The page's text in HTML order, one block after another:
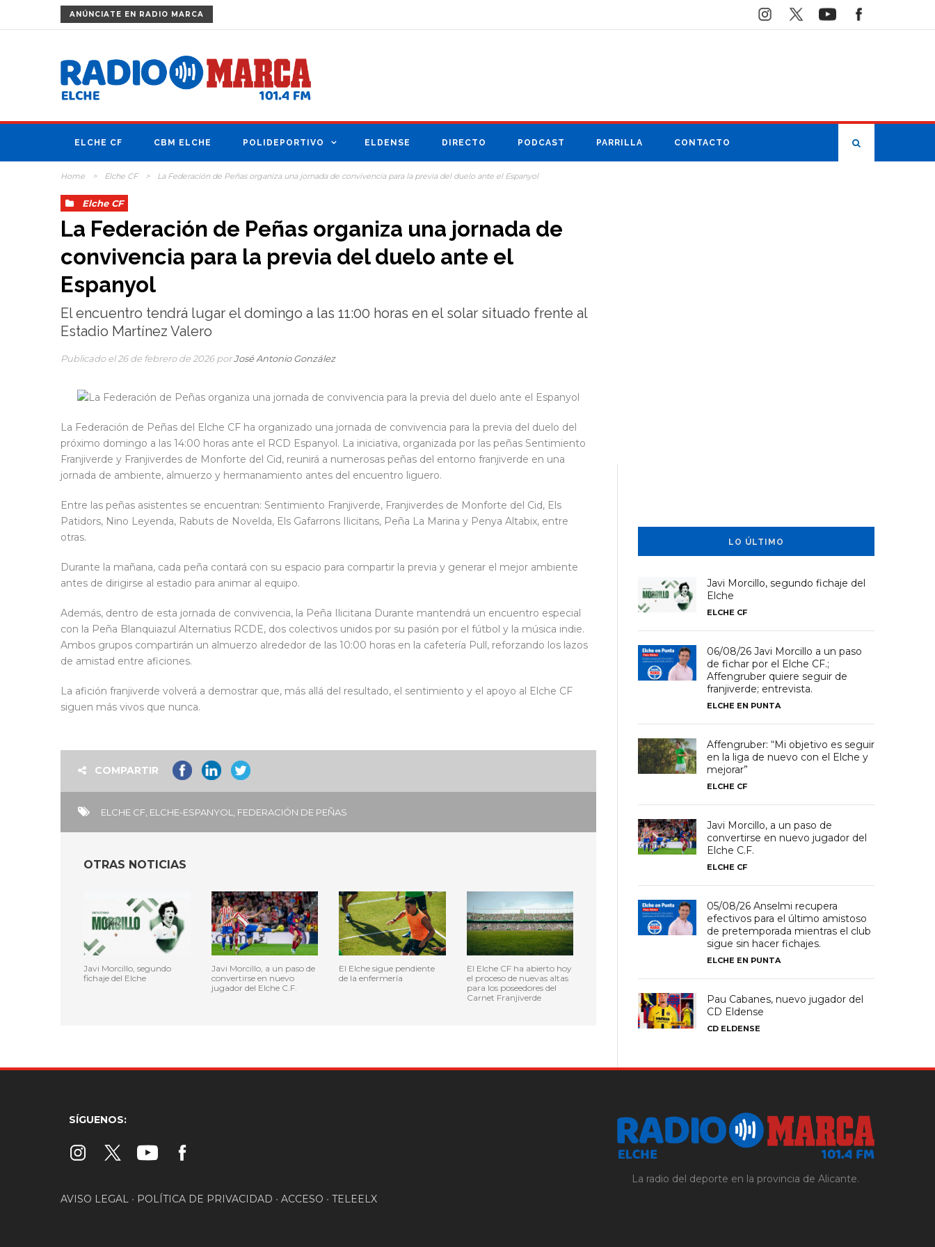
ANÚNCIATE EN RADIO MARCA
ELCHE CF CBM ELCHE POLIDEPORTIVO ELDENSE DIRECTO PODCAST PARRILLA CONTACTO
Home > Elche CF > La Federación de Peñas organiza una jornada de convivencia para la previa del duelo ante el Espanyol
Elche CF
La Federación de Peñas organiza una jornada de
convivencia para la previa del duelo ante el
Espanyol
El encuentro tendrá lugar el domingo a las 11:00 horas en el solar situado frente al
Estadio Martínez Valero
Publicado el 26 de febrero de 2026 porJosé Antonio González
La Federación de Peñas del Elche CF ha organizado una jornada de convivencia para la previa del duelo del
próximo domingo a las 14:00 horas ante el RCD Espanyol. La iniciativa, organizada por las peñas Sentimiento
Franjiverde y Franjiverdes de Monforte del Cid, reunirá a numerosas peñas del entorno franjiverde en una
jornada de ambiente, almuerzo y hermanamiento antes del encuentro liguero.
Entre las peñas asistentes se encuentran: Sentimiento Franjiverde, Franjiverdes de Monforte del Cid, Els
Patidors, Nino Leyenda, Rabuts de Novelda, Els Gafarrons Ilicitans, Peña La Marina y Penya Altabix, entre
otras.
Durante la mañana, cada peña contará con su espacio para compartir la previa y generar el mejor ambiente
antes de dirigirse al estadio para animar al equipo.
Además, dentro de esta jornada de convivencia, la Peña Ilicitana Durante mantendrá un encuentro especial
con la Peña Blanquiazul Alternatius RCDE, dos colectivos unidos por su pasión por el fútbol y la música indie.
Ambos grupos compartirán un almuerzo alrededor de las 10:00 horas en la cafetería Pull, reforzando los lazos
de amistad entre aficiones.
La afición franjiverde volverá a demostrar que, más allá del resultado, el sentimiento y el apoyo al Elche CF
siguen más vivos que nunca.
COMPARTIR
ELCHE CF, ELCHE-ESPANYOL, FEDERACIÓN DE PEÑAS
OTRAS NOTICIAS
Javi Morcillo, segundo
fichaje del Elche
Javi Morcillo, a un paso de
convertirse en nuevo
jugador del Elche C.F.
El Elche sigue pendiente
de la enfermería
El Elche CF ha abierto hoy
el proceso de nuevas altas
para los poseedores del
Carnet Franjiverde
LO ÚLTIMO
Javi Morcillo, segundo fichaje del
Elche
ELCHE CF
06/08/26 Javi Morcillo a un paso
de fichar por el Elche CF.;
Affengruber quiere seguir de
franjiverde; entrevista.
ELCHE EN PUNTA
Affengruber: “Mi objetivo es seguir
en la liga de nuevo con el Elche y
mejorar”
ELCHE CF
Javi Morcillo, a un paso de
convertirse en nuevo jugador del
Elche C.F.
ELCHE CF
05/08/26 Anselmi recupera
efectivos para el último amistoso
de pretemporada mientras el club
sigue sin hacer fichajes.
ELCHE EN PUNTA
Pau Cabanes, nuevo jugador del
CD Eldense
CD ELDENSE
SÍGUENOS:
AVISO LEGAL • POLÍTICA DE PRIVACIDAD • ACCESO • TELEELX
La radio del deporte en la provincia de Alicante.